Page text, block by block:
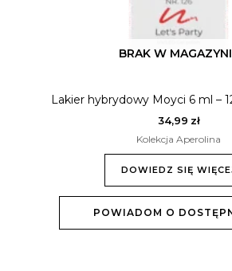
BRAK W
Lakier hybrydowy Moyci 6 ml –
34,99 zł
Kolekcja Aperolina
DOWIEDZ SIĘ
POWIADOM O